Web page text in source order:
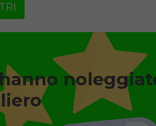
SCHEDA COMPLETA
elettrico in legno
Noleggio letto da